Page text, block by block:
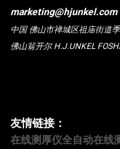
marketing@hjunkel.com
中国 佛山市禅城区祖庙街道
佛山翁开尔 H.J.UNKEL
友情链接：
在线测厚仪全自动在